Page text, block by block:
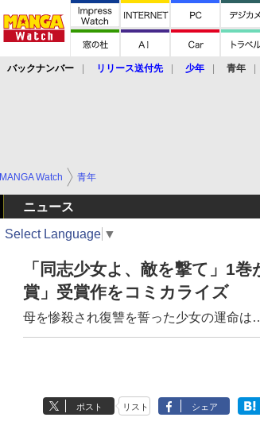
バックナンバー リリース送付先 少年 青年
MANGA Watch 青年
ニュース
Select Language ▼
「同志少女よ、敵を撃て」1
賞」受賞作をコミカライズ
母を惨殺され復讐を誓った少女の運命
ポスト リスト シェア